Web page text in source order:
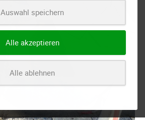
Auswahl speichern
Alle akzeptieren
Alle ablehnen